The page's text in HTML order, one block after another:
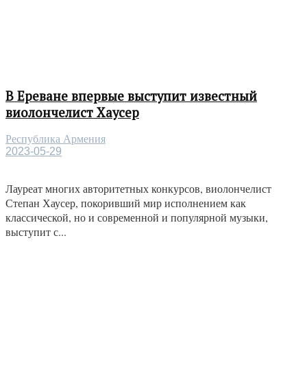
В Ереване впервые выступит известный
виолончелист Хаусер
Республика Армения
2023-05-29
Лауреат многих авторитетных конкурсов, виолончелист
Степан Хаусер, покоривший мир исполнением как
классической, но и современной и популярной музыки,
выступит с...